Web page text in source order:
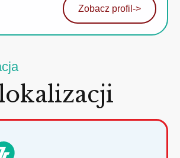
Zobacz profil ->